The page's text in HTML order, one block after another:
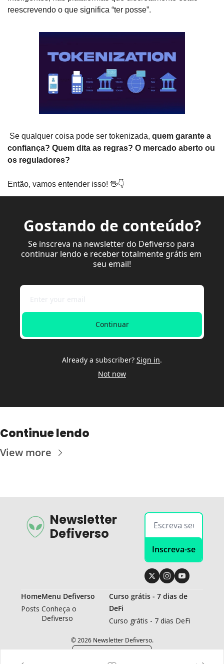
reescrevendo o que significa “ter posse”.
Se qualquer coisa pode ser tokenizada, quem garante a
confiança? Quem dita as regras? O mercado aberto ou
os reguladores?
Então, vamos entender isso! 🖖👇
Gostando de conteúdo?
Se inscreva na newsletter do Defiverso para
continuar lendo e receber totalmente grátis em
seu email!
Continuar
Already a subscriber? Sign in.
Not now
Continue lendo
View more
Newsletter
Defiverso
Inscreva-se
Home
Posts
Menu Defiverso
Conheça o
Defiverso
Curso grátis - 7 dias de
DeFi
Curso grátis - 7 dias DeFi
© 2026 Newsletter Defiverso.